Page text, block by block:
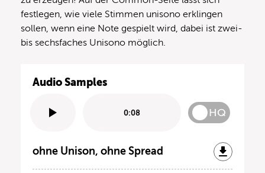
festlegen, wie viele Stimmen unisono erklingen
sollen, wenn eine Note gespielt wird, dabei ist zwei-
bis sechsfaches Unisono möglich.
Audio Samples
0:08 HQ
ohne Unison, ohne Spread